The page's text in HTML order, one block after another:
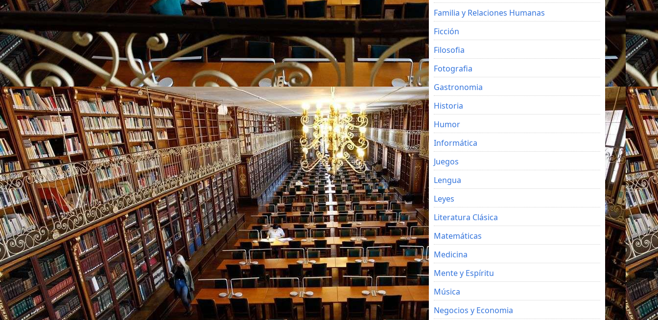
Familia y Relaciones Humanas
Ficción
Filosofia
Fotografia
Gastronomia
Historia
Humor
Informática
Juegos
Lengua
Leyes
Literatura Clásica
Matemáticas
Medicina
Mente y Espíritu
Música
Negocios y Economia